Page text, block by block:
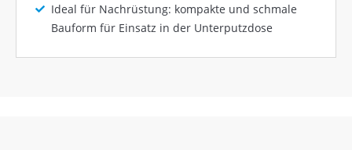
Ideal für Nachrüstung: kompakte und schmale
Bauform für Einsatz in der Unterputzdose